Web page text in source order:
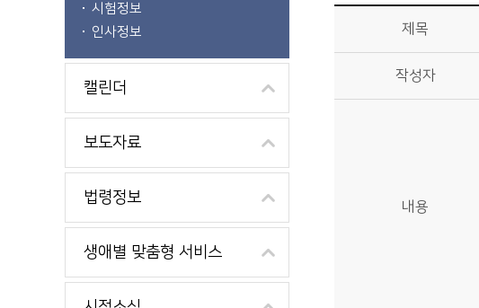
시험정보
인사정보
캘린더
보도자료
법령정보
생애별 맞춤형 서비스
시정소식>알림마당>공고/고시 상세보기 - 제목, 작성자, 내용, 파일, 게시일 제공
제목
작성자
내용